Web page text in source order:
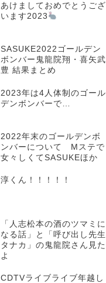
あけましておめでとうござ
います2023
SASUKE2022ゴールデン
ボンバー鬼龍院翔・喜矢武
豊 結果まとめ
2023年は4人体制のゴール
デンボンバーで…
2022年末のゴールデンボ
ンバーについて Mステで
女々しくてSASUKEほか
淳くん！！！！！
「人志松本の酒のツマミに
なる話」と「呼び出し先生
タナカ」の鬼龍院さん見た
よ
CDTVライブライブ年越し